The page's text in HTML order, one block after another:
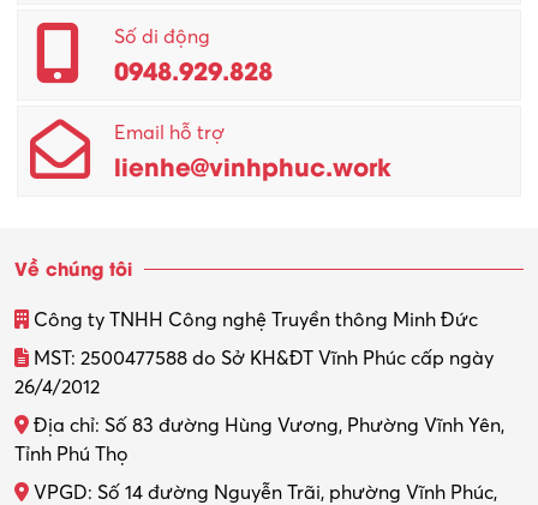
Quản lý – Giám đốc
Quản lý chất lượng – QC
Quản lý sản xuất
Quản trị kinh doanh
Thiết kế nội thất
Thợ máy – Ô tô – Xe máy
Thực tập
Số di động
0948.929.828
Email hỗ trợ
lienhe@vinhphuc.work
Về chúng tôi
Công ty TNHH Công nghệ Truyền thông Minh Đức
MST: 2500477588 do Sở KH&ĐT Vĩnh Phúc cấp ngày
26/4/2012
Địa chỉ: Số 83 đường Hùng Vương, Phường Vĩnh Yên,
Tỉnh Phú Thọ
VPGD: Số 14 đường Nguyễn Trãi, phường Vĩnh Phúc,